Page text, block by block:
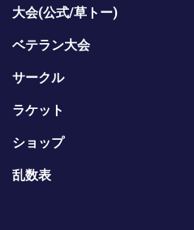
大会(公式/草トー)
ベテラン大会
サークル
ラケット
ショップ
乱数表